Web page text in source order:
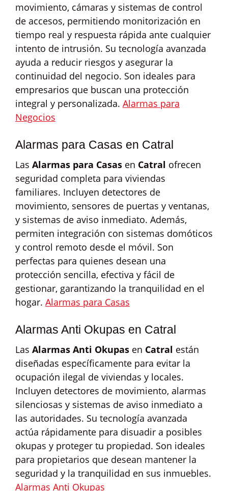
movimiento, cámaras y sistemas de control
de accesos, permitiendo monitorización en
tiempo real y respuesta rápida ante cualquier
intento de intrusión. Su tecnología avanzada
ayuda a reducir riesgos y asegurar la
continuidad del negocio. Son ideales para
empresarios que buscan una protección
integral y personalizada. Alarmas para
Negocios
Alarmas para Casas en Catral
Las Alarmas para Casas en Catral ofrecen
seguridad completa para viviendas
familiares. Incluyen detectores de
movimiento, sensores de puertas y ventanas,
y sistemas de aviso inmediato. Además,
permiten integración con sistemas domóticos
y control remoto desde el móvil. Son
perfectas para quienes desean una
protección sencilla, efectiva y fácil de
gestionar, garantizando la tranquilidad en el
hogar. Alarmas para Casas
Alarmas Anti Okupas en Catral
Las Alarmas Anti Okupas en Catral están
diseñadas específicamente para evitar la
ocupación ilegal de viviendas y locales.
Incluyen detectores de movimiento, alarmas
silenciosas y sistemas de aviso inmediato a
las autoridades. Su tecnología avanzada
actúa rápidamente para disuadir a posibles
okupas y proteger tu propiedad. Son ideales
para propietarios que desean mantener la
seguridad y la tranquilidad en sus inmuebles.
Alarmas Anti Okupas